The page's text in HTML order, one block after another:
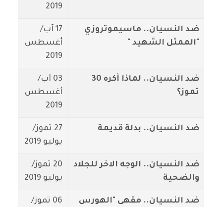
2019
ضد النسيان.. ماسيموتروزي
"الممثل الشهيد "
17 آب/
أغسطس
2019
ضد النسيان.. لماذا أكره 30
تموز؟
03 آب/
أغسطس
2019
ضد النسيان.. بدلة قديمة
27 تموز/
يوليو 2019
ضد النسيان.. الوجه الاخر للجلاد
والضحية
20 تموز/
يوليو 2019
ضد النسيان.. مقهى "الهورس
06 تموز/